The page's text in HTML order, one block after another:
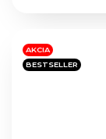
hviezdičiek.
AKCIA
BESTSELLER